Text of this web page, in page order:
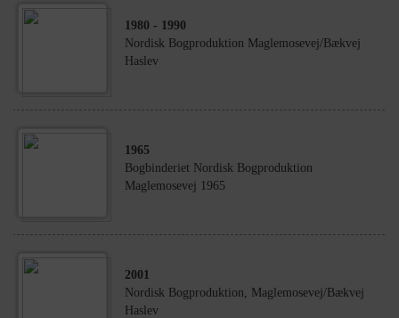
1980 - 1990
Nordisk Bogproduktion Maglemosevej/Bækvej
Haslev
1965
Bogbinderiet Nordisk Bogproduktion
Maglemosevej 1965
2001
Nordisk Bogproduktion, Maglemosevej/Bækvej
Haslev